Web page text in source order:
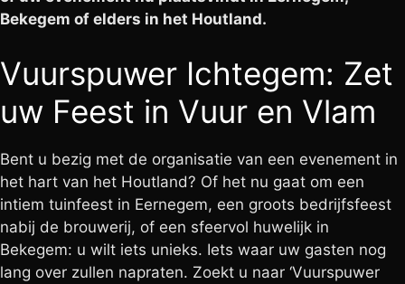
Bekegem of elders in het Houtland.
Vuurspuwer Ichtegem: Zet
uw Feest in Vuur en Vlam
Bent u bezig met de organisatie van een evenement in
het hart van het Houtland? Of het nu gaat om een
intiem tuinfeest in Eernegem, een groots bedrijfsfeest
nabij de brouwerij, of een sfeervol huwelijk in
Bekegem: u wilt iets unieks. Iets waar uw gasten nog
lang over zullen napraten. Zoekt u naar ‘Vuurspuwer